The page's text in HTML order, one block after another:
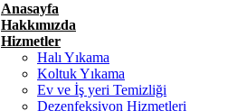
Anasayfa
Hakkımızda
Hizmetler
Halı Yıkama
Koltuk Yıkama
Ev ve İş yeri Temizliği
Dezenfeksiyon Hizmetleri